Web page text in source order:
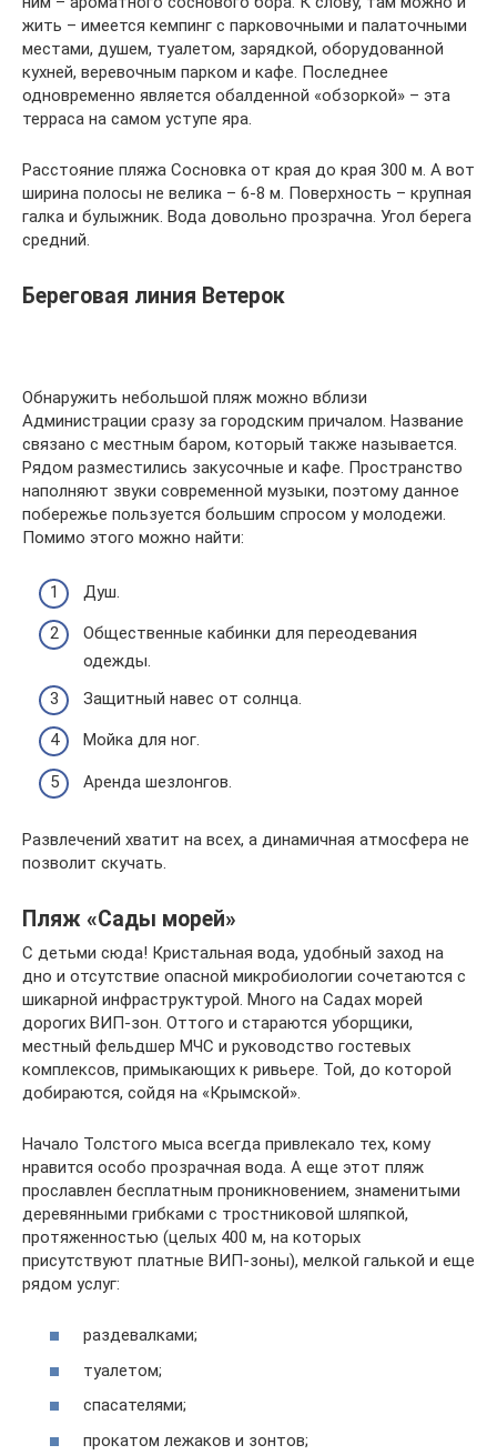
жить – имеется кемпинг с парковочными и палаточными
местами, душем, туалетом, зарядкой, оборудованной
кухней, веревочным парком и кафе. Последнее
одновременно является обалденной «обзоркой» – эта
терраса на самом уступе яра.
Расстояние пляжа Сосновка от края до края 300 м. А вот
ширина полосы не велика – 6-8 м. Поверхность – крупная
галка и булыжник. Вода довольно прозрачна. Угол берега
средний.
Береговая линия Ветерок
Обнаружить небольшой пляж можно вблизи
Администрации сразу за городским причалом. Название
связано с местным баром, который также называется.
Рядом разместились закусочные и кафе. Пространство
наполняют звуки современной музыки, поэтому данное
побережье пользуется большим спросом у молодежи.
Помимо этого можно найти:
Душ.
Общественные кабинки для переодевания
одежды.
Защитный навес от солнца.
Мойка для ног.
Аренда шезлонгов.
Развлечений хватит на всех, а динамичная атмосфера не
позволит скучать.
Пляж «Сады морей»
С детьми сюда! Кристальная вода, удобный заход на
дно и отсутствие опасной микробиологии сочетаются с
шикарной инфраструктурой. Много на Садах морей
дорогих ВИП-зон. Оттого и стараются уборщики,
местный фельдшер МЧС и руководство гостевых
комплексов, примыкающих к ривьере. Той, до которой
добираются, сойдя на «Крымской».
Начало Толстого мыса всегда привлекало тех, кому
нравится особо прозрачная вода. А еще этот пляж
прославлен бесплатным проникновением, знаменитыми
деревянными грибками с тростниковой шляпкой,
протяженностью (целых 400 м, на которых
присутствуют платные ВИП-зоны), мелкой галькой и еще
рядом услуг:
раздевалками;
туалетом;
спасателями;
прокатом лежаков и зонтов;